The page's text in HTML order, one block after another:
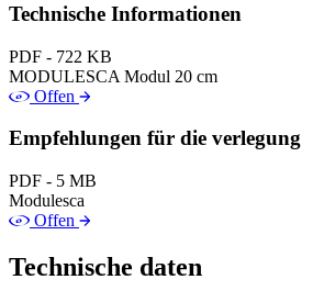
Technische Informationen
PDF - 722 KB
MODULESCA Modul 20 cm
Offen
Empfehlungen für die verlegung
PDF - 5 MB
Modulesca
Offen
Technische daten